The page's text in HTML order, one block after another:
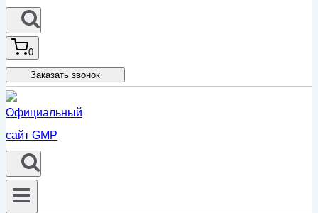
0
Заказать звонок